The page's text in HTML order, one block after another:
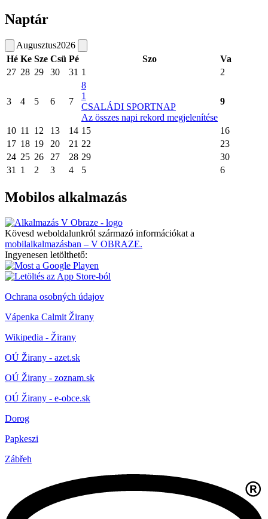
Naptár
Augusztus2026
Hé Ke Sze Csü Pé Szo
Va
27 28 29 30 31 1 2
3 4 5 6 7
8
1
CSALÁDI SPORTNAP
Az összes napi rekord megjelenítése
9
10 11 12 13 14 15
16
17 18 19 20 21 22
23
24 25 26 27 28 29
30
31
1 2 3 4 5 6
Mobilos alkalmazás
Kövesd weboldalunkról származó információkat a
mobilalkalmazásban – V OBRAZE.
Ingyenesen letölthető:
Ochrana osobných údajov
Vápenka Calmit Žirany
Wikipedia - Žirany
OÚ Žirany - azet.sk
OÚ Žirany - zoznam.sk
OÚ Žirany - e-obce.sk
Dorog
Papkeszi
Zábřeh